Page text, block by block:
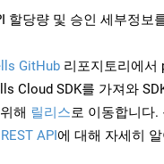
할당량 및 승인 세부정보
GitHub 리포지토리에서
Cloud SDK를 가져와
해 릴리스로 이동합니다.
REST API에 대해 자세히